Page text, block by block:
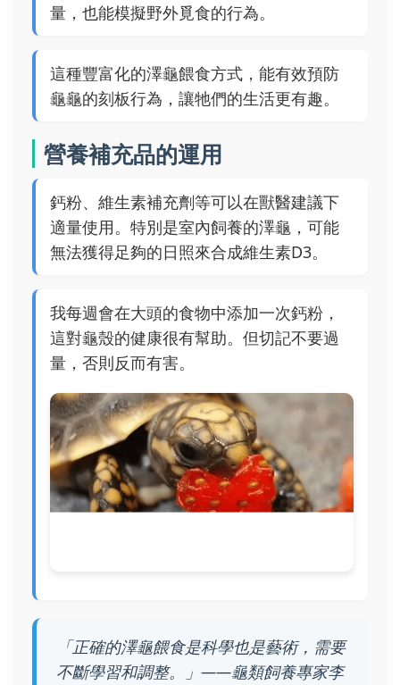
量，也能模擬野外覓食的行為。
這種豐富化的澤龜餵食方式，能有效預防
龜龜的刻板行為，讓牠們的生活更有趣。
營養補充品的運用
鈣粉、維生素補充劑等可以在獸醫建議下
適量使用。特別是室內飼養的澤龜，可能
無法獲得足夠的日照來合成維生素D3。
我每週會在大頭的食物中添加一次鈣粉，
這對龜殼的健康很有幫助。但切記不要過
量，否則反而有害。
「正確的澤龜餵食是科學也是藝術，需要
不斷學習和調整。」——龜類飼養專家李